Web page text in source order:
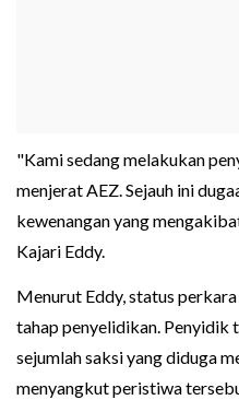
"Kami sedang melakukan
menjerat AEZ. Sejauh ini
kewenangan yang
Kajari Eddy.
Menurut Eddy, status
tahap penyelidikan. Penyidik
sejumlah saksi yang diduga
menyangkut peristiwa